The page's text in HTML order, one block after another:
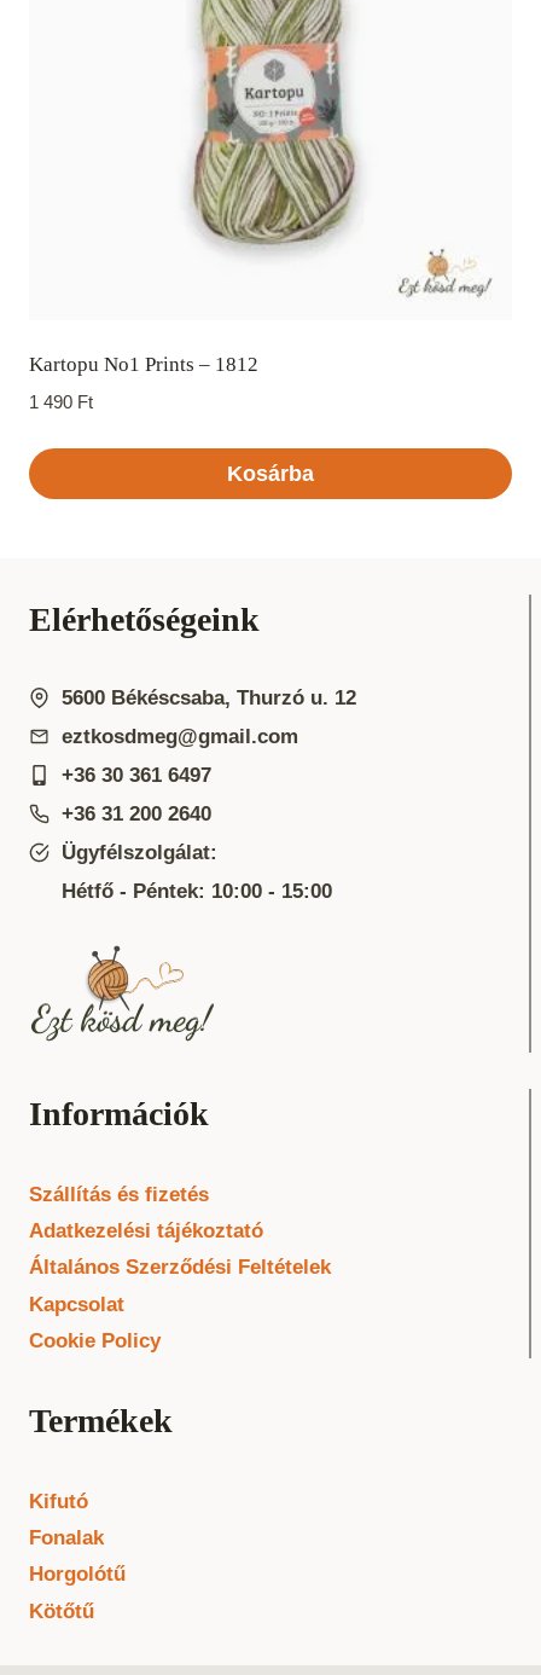
Kartopu No1 Prints – 1812
1 490 Ft
Kosárba
Elérhetőségeink
5600 Békéscsaba, Thurzó u. 12
eztkosdmeg@gmail.com
+36 30 361 6497
+36 31 200 2640
Ügyfélszolgálat:
Hétfő - Péntek: 10:00 - 15:00
Információk
Szállítás és fizetés
Adatkezelési tájékoztató
Általános Szerződési Feltételek
Kapcsolat
Cookie Policy
Termékek
Kifutó
Fonalak
Horgolótű
Kötőtű